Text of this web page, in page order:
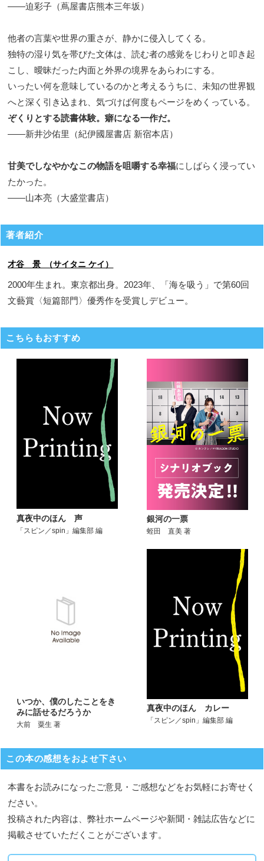
――迫彩子（蔦屋書店熊本三年坂）
他者の言葉や世界の重さが、静かに侵入してくる。
独特の湿り気を帯びた文体は、読む者の感覚をじわりと叩き起
こし、曖昧だった内面と外界の境界をあらわにする。
いったい何を意味しているのかと考えるうちに、未知の世界観
へと深く引き込まれ、気づけば何度もページをめくっている。
ぞくりとする読書体験。癖になる一作だ。
――新井沙佑里（紀伊國屋書店 新宿本店）
甘美でしなやかなこの物語を咀嚼する幸福にしばらく浸ってい
たかった。
――山本亮（大盛堂書店）
著者紹介
才谷 景 （サイタニ ケイ）
2000年生まれ。東京都出身。2023年、「海を吸う」で第60回
文藝賞〈短篇部門〉優秀作を受賞しデビュー。
こちらもおすすめ
真夜中のほん 声
「スピン／spin」編集部 編
銀河の一票
蛭田 直美 著
いつか、僕のしたことをき
みに話せるだろうか
大前 粟生 著
真夜中のほん カレー
「スピン／spin」編集部 編
この本の感想をおよせ下さい
本書をお読みになったご意見・ご感想などをお気軽にお寄せく
ださい。
投稿された内容は、弊社ホームページや新聞・雑誌広告などに
掲載させていただくことがございます。